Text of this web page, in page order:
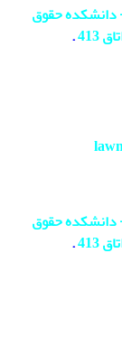
- دانشکده حقوق
.
- دانشکده حقوق
.